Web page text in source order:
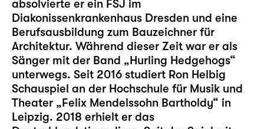
absolvierte er ein FSJ im
Diakonissenkrankenhaus Dresden und eine
Berufsausbildung zum Bauzeichner für
Architektur. Während dieser Zeit war er als
Sänger mit der Band „Hurling Hedgehogs“
unterwegs. Seit 2016 studiert Ron Helbig
Schauspiel an der Hochschule für Musik und
Theater „Felix Mendelssohn Bartholdy“ in
Leipzig. 2018 erhielt er das